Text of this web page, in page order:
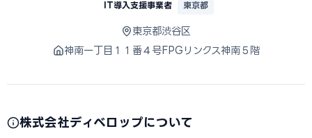
IT導入支援事業者 東京都
東京都渋谷区
神南一丁目１１番４号FPGリンクス神南５階
株式会社ディベロップについて